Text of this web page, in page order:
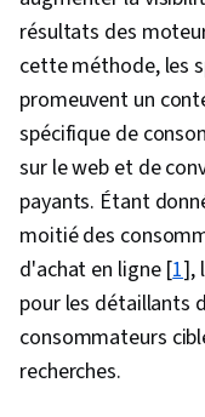
résultats des
cette méthode, les
promeuvent un
spécifique de
sur le web et de
payants. Étant
moitié des
d'achat en ligne [1],
pour les détaillants
consommateurs
recherches.